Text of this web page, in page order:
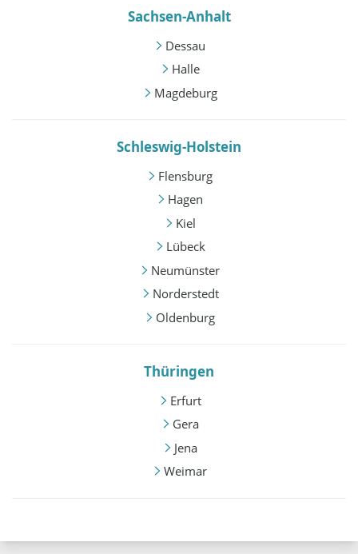
Sachsen-Anhalt
Dessau
Halle
Magdeburg
Schleswig-Holstein
Flensburg
Hagen
Kiel
Lübeck
Neumünster
Norderstedt
Oldenburg
Thüringen
Erfurt
Gera
Jena
Weimar